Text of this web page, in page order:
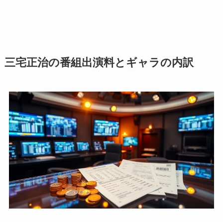
三宅正治の番組出演料とギャラの内訳